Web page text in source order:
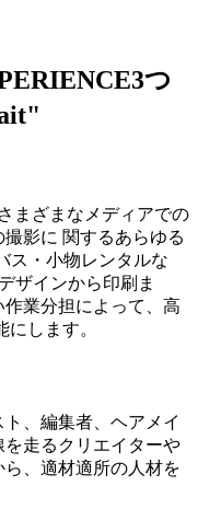
3つ
まざまなメディアでの
影に 関するあらゆる
ス・小物レンタルな
ザインから印刷ま
業分担によって、高
します。
、編集者、ヘアメイ
走るクリエイターや
、適材適所の人材を